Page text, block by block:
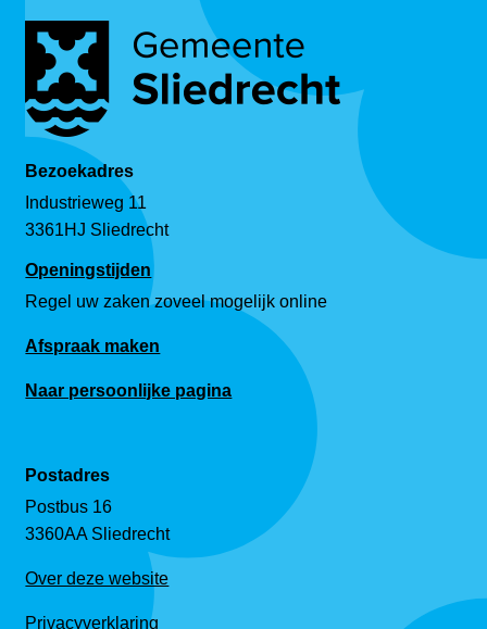
Bezoekadres
Industrieweg 11
3361HJ Sliedrecht
Openingstijden
Regel uw zaken zoveel mogelijk online
Afspraak maken
Naar persoonlijke pagina
Postadres
Postbus 16
3360AA Sliedrecht
Over deze website
Privacyverklaring